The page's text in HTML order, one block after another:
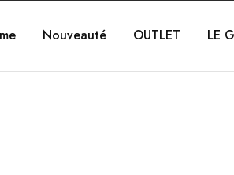
Nouveauté OUTLET LE